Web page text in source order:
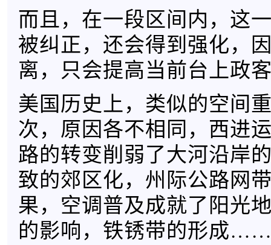
而且，在一段区间内，这
被纠正，还会得到强化，
离，只会提高当前台上政
美国历史上，类似的空间
次，原因各不相同，西进
路的转变削弱了大河沿岸
致的郊区化，州际公路网
果，空调普及成就了阳光
的影响，铁锈带的形成